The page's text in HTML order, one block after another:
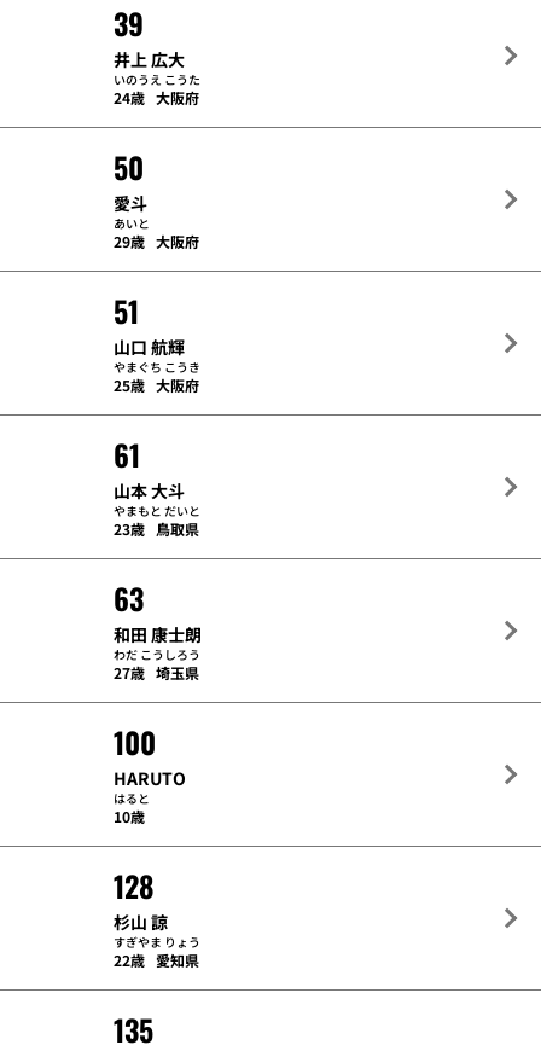
39
井上 広大
いのうえ こうた
24歳 大阪府
50
愛斗
あいと
29歳 大阪府
51
山口 航輝
やまぐち こうき
25歳 大阪府
61
山本 大斗
やまもと だいと
23歳 鳥取県
63
和田 康士朗
わだ こうしろう
27歳 埼玉県
100
HARUTO
はると
10歳
128
杉山 諒
すぎやま りょう
22歳 愛知県
135